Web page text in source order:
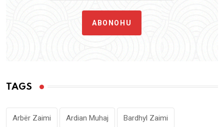
ABONOHU
TAGS
Arbër Zaimi Ardian Muhaj Bardhyl Zaimi